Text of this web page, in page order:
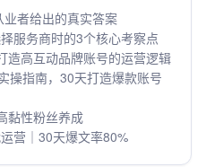
者给出的真实答案
服务商时的3个核心考察点
造高互动品牌账号的运营逻辑
操指南，30天打造爆款账号
黏性粉丝养成
营｜30天爆文率80%